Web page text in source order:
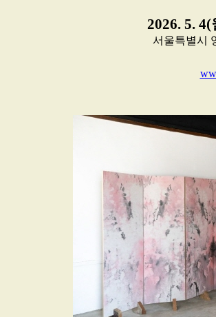
2026. 5.
서울특별시